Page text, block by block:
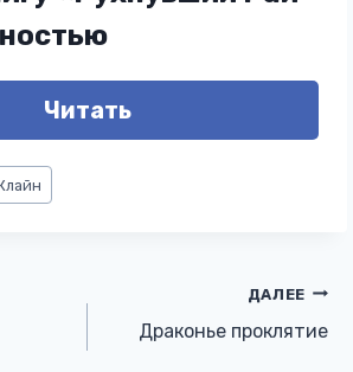
Читать
ДАЛЕЕ
Драконье проклятие